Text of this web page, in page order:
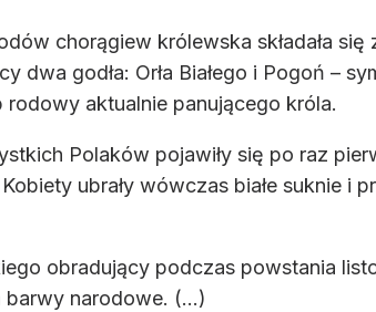
chorągiew królewska składała
dwa godła: Orła Białego i Pogoń –
aktualnie panującego króla.
Polaków pojawiły się po raz
ubrały wówczas białe suknie i
obradujący podczas powstania
barwy narodowe. (...)